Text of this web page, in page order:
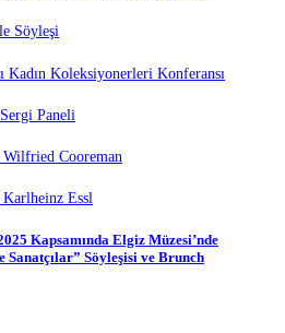
Söyleşi
Kadın Koleksiyonerleri Konferansı
Paneli
Cooreman
Essl
Kapsamında Elgiz Müzesi’nde
Sanatçılar” Söyleşisi ve Brunch